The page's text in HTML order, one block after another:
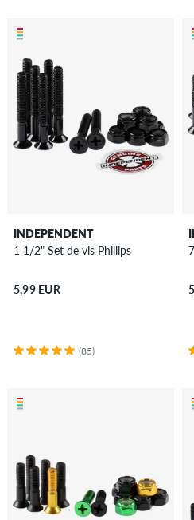
INDEPENDENT
1 1/2" Set de vis Phillips
5,99 EUR
(85)